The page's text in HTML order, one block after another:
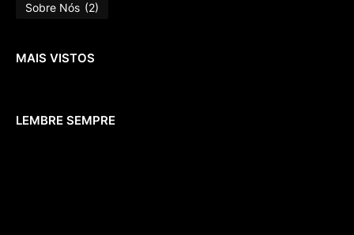
Sobre Nós (2)
MAIS VISTOS
LEMBRE SEMPRE